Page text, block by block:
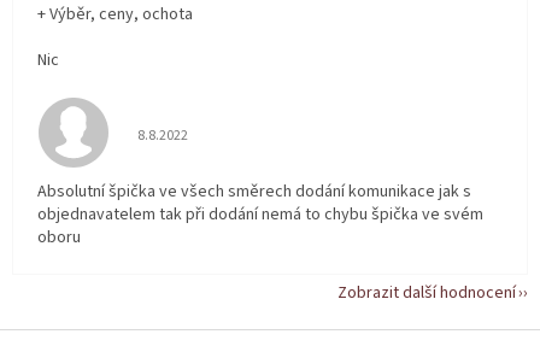
+ Výběr, ceny, ochota
Nic
Hodnocení obchodu je 5 z 5 hvězdiček.
8.8.2022
Absolutní špička ve všech směrech dodání komunikace jak s
objednavatelem tak při dodání nemá to chybu špička ve svém
oboru
Zobrazit další hodnocení